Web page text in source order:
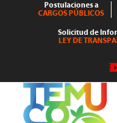
Postulaciones a
CARGOS PÚBLICOS
Solicitud de
LEY DE